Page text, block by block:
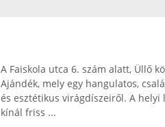
A Faiskola utca 6. szám alatt, Üllő
Ajándék, mely egy hangulatos,
és esztétikus virágdíszeiről. A
kínál friss ...